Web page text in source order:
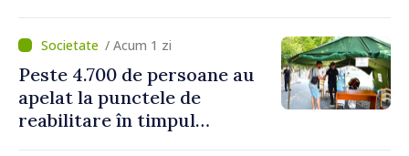
/ Acum 1 zi
Peste 4.700 de persoane au
apelat la punctele de
reabilitare în timpul